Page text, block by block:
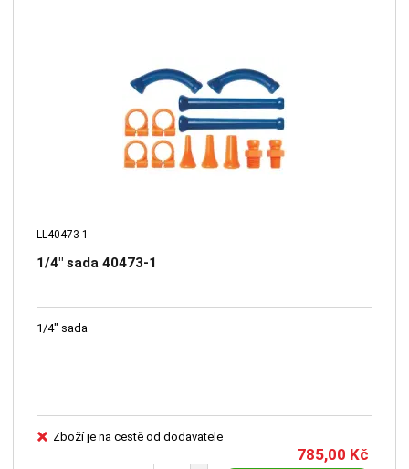
LL40473-1
1/4" sada 40473-1
1/4" sada
Zboží je na cestě od dodavatele
785,00 Kč